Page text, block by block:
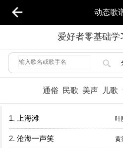
动态歌
爱好者零基础学
通俗 民歌 美声 儿歌
1. 上海滩 叶
2. 沧海一声笑 黄